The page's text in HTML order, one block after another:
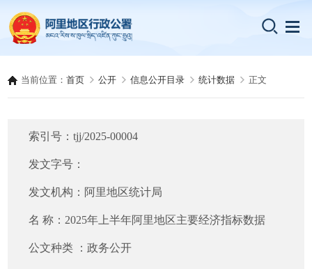
当前位置：首页 公开 信息公开目录 统计数据 正文
索引号：tjj/2025-00004
发文字号：
发文机构： 阿里地区统计局
名 称： 2025年上半年阿里地区主要经济指标数据
公文种类 ：政务公开